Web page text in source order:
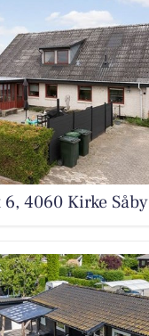
4060 Kirke Såby